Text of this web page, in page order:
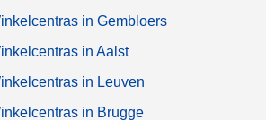
in Gembloers
in Aalst
in Leuven
in Brugge